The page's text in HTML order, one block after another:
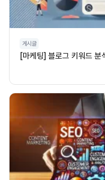
게시글
[마케팅] 블로그 키워드